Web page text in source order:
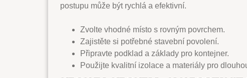
postupu může být rychlá a efektivní.
Zvolte vhodné místo s rovným povrchem.
Zajistěte si potřebné stavební povolení.
Připravte podklad a základy pro kontejner.
Použijte kvalitní izolace a materiály pro